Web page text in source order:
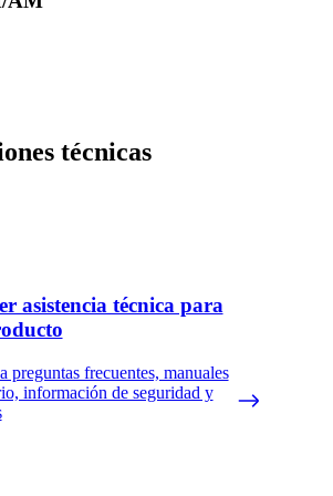
técnicas
asistencia técnica para
preguntas frecuentes, manuales
información de seguridad y